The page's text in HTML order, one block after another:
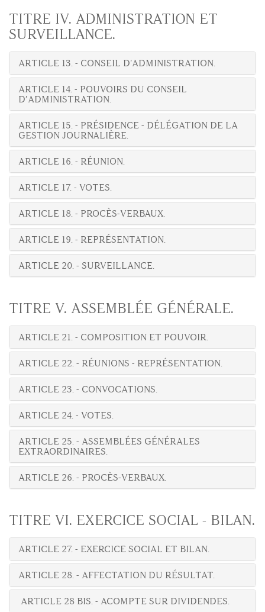
TITRE IV. ADMINISTRATION ET
SURVEILLANCE.
ARTICLE 13. - CONSEIL D'ADMINISTRATION.
ARTICLE 14. - POUVOIRS DU CONSEIL
D’ADMINISTRATION.
ARTICLE 15. - PRÉSIDENCE - DÉLÉGATION DE LA
GESTION JOURNALIÈRE.
ARTICLE 16. - RÉUNION.
ARTICLE 17. - VOTES.
ARTICLE 18. - PROCÈS-VERBAUX.
ARTICLE 19. - REPRÉSENTATION.
ARTICLE 20. - SURVEILLANCE.
TITRE V. ASSEMBLÉE GÉNÉRALE.
ARTICLE 21. - COMPOSITION ET POUVOIR.
ARTICLE 22. - RÉUNIONS - REPRÉSENTATION.
ARTICLE 23. - CONVOCATIONS.
ARTICLE 24. - VOTES.
ARTICLE 25. - ASSEMBLÉES GÉNÉRALES
EXTRAORDINAIRES.
ARTICLE 26. - PROCÈS-VERBAUX.
TITRE VI. EXERCICE SOCIAL - BILAN.
ARTICLE 27. - EXERCICE SOCIAL ET BILAN.
ARTICLE 28. - AFFECTATION DU RÉSULTAT.
ARTICLE 28 BIS. - ACOMPTE SUR DIVIDENDES.